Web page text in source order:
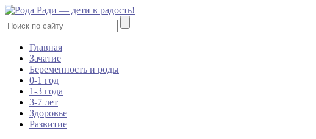
Главная
Зачатие
Беременность и роды
0-1 год
1-3 года
3-7 лет
Здоровье
Развитие